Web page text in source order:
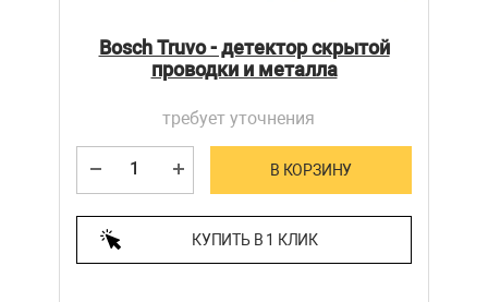
Bosch Truvo - детектор скрытой
проводки и металла
требует уточнения
В КОРЗИНУ
КУПИТЬ В 1 КЛИК